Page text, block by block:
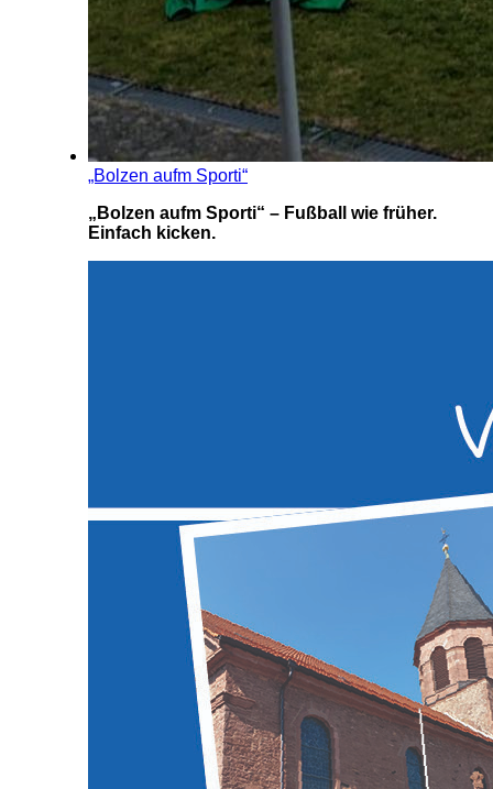
„Bolzen aufm Sporti“
„Bolzen aufm Sporti“ – Fußball wie früher.
Einfach kicken.